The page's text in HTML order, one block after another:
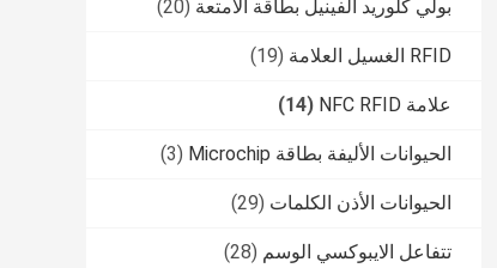
بولي كلوريد الفينيل بطاقة الأمتعة (20)
RFID الغسيل العلامة (19)
علامة NFC RFID (14)
الحيوانات الأليفة بطاقة Microchip (3)
الحيوانات الأذن الكلمات (29)
تتفاعل الايبوكسي الوسم (28)